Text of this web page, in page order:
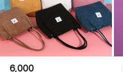
6,000